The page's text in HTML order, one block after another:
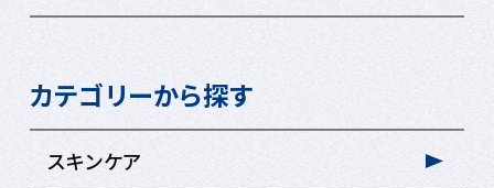
カテゴリーから探す
スキンケア